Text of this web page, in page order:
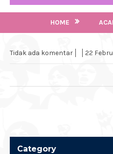
ACADEMIC
HOME
Tidak ada komentar 22
Category